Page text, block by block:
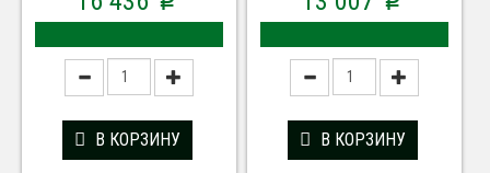
В КОРЗИНУ В КОРЗИНУ